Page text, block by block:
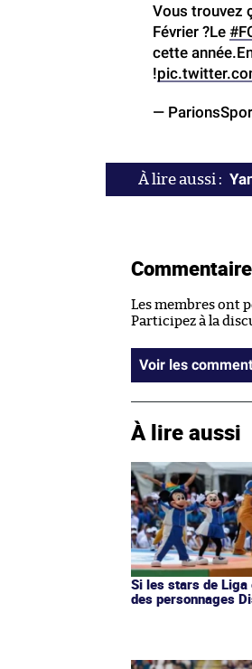
Vous trouvez
Février ?Le
cette
!
—
Les membres ont
Participez à la
Voir les
À lire aussi
Si les stars de Liga
des personnages